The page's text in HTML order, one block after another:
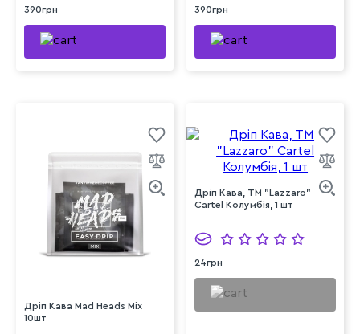
390грн 390грн
Дріп Кава Mad Heads Mix
10шт
Дріп Кава, ТМ "Lazzaro"
Cartel Колумбія, 1 шт
24грн